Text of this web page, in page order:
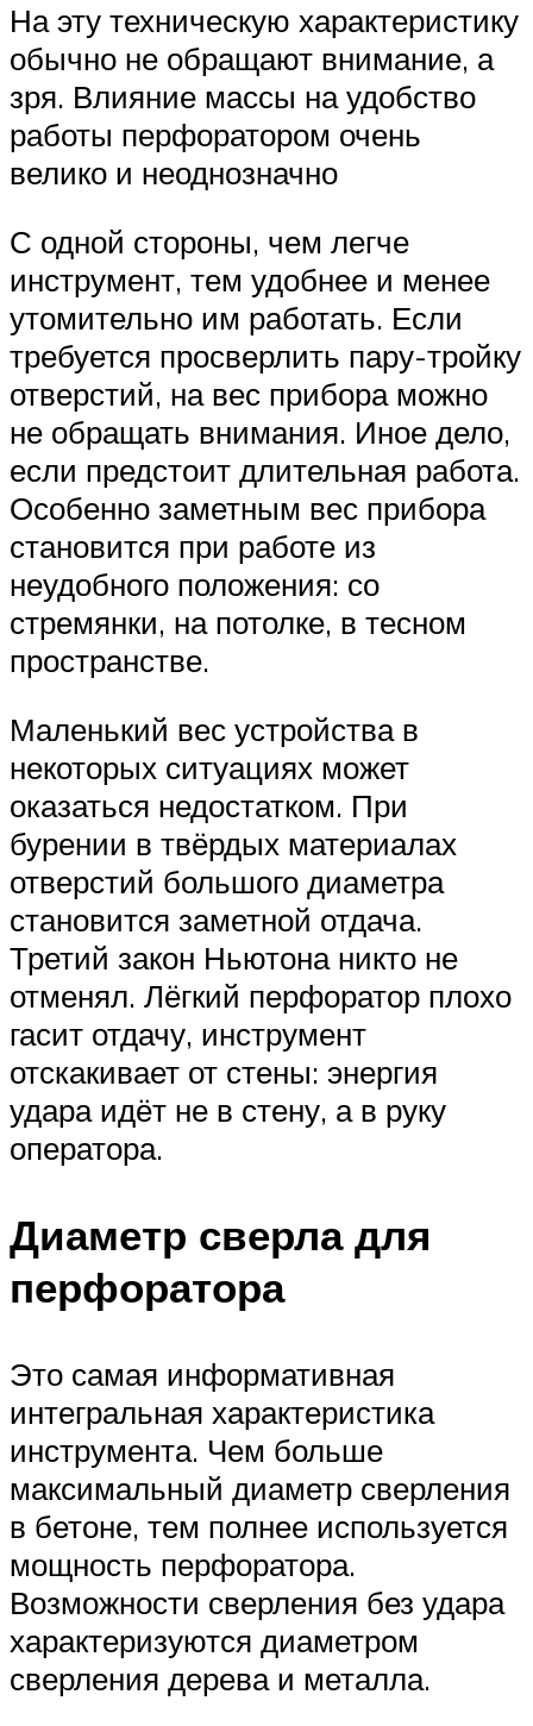
На эту техническую характеристику
обычно не обращают внимание, а
зря. Влияние массы на удобство
работы перфоратором очень
велико и неоднозначно
С одной стороны, чем легче
инструмент, тем удобнее и менее
утомительно им работать. Если
требуется просверлить пару-тройку
отверстий, на вес прибора можно
не обращать внимания. Иное дело,
если предстоит длительная работа.
Особенно заметным вес прибора
становится при работе из
неудобного положения: со
стремянки, на потолке, в тесном
пространстве.
Маленький вес устройства в
некоторых ситуациях может
оказаться недостатком. При
бурении в твёрдых материалах
отверстий большого диаметра
становится заметной отдача.
Третий закон Ньютона никто не
отменял. Лёгкий перфоратор плохо
гасит отдачу, инструмент
отскакивает от стены: энергия
удара идёт не в стену, а в руку
оператора.
Диаметр сверла для
перфоратора
Это самая информативная
интегральная характеристика
инструмента. Чем больше
максимальный диаметр сверления
в бетоне, тем полнее используется
мощность перфоратора.
Возможности сверления без удара
характеризуются диаметром
сверления дерева и металла.